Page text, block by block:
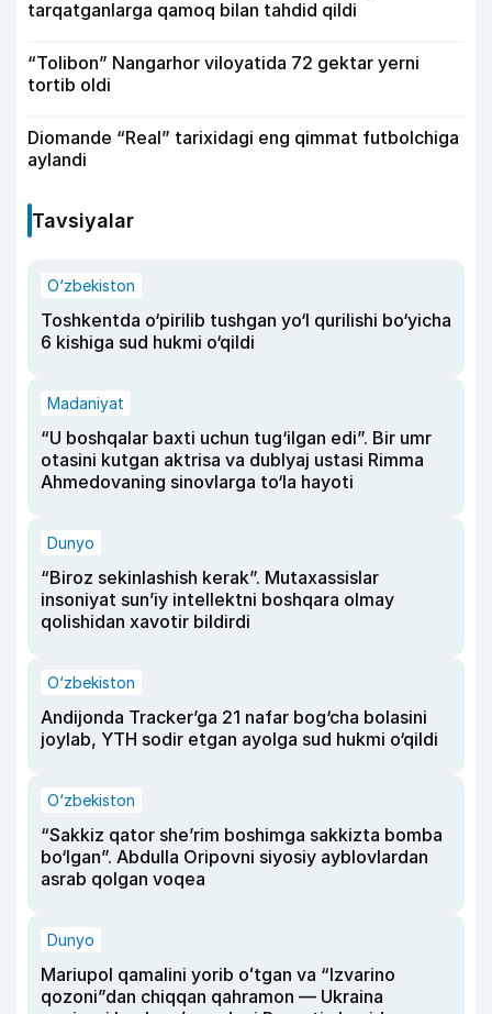
tarqatganlarga qamoq bilan tahdid qildi
“Tolibon” Nangarhor viloyatida 72 gektar yerni
tortib oldi
Diomande “Real” tarixidagi eng qimmat futbolchiga
aylandi
Tavsiyalar
O‘zbekiston
Toshkentda o‘pirilib tushgan yo‘l qurilishi bo‘yicha
6 kishiga sud hukmi o‘qildi
Madaniyat
“U boshqalar baxti uchun tug‘ilgan edi”. Bir umr
otasini kutgan aktrisa va dublyaj ustasi Rimma
Ahmedovaning sinovlarga to‘la hayoti
Dunyo
“Biroz sekinlashish kerak”. Mutaxassislar
insoniyat sun’iy intellektni boshqara olmay
qolishidan xavotir bildirdi
O‘zbekiston
Andijonda Tracker’ga 21 nafar bog‘cha bolasini
joylab, YTH sodir etgan ayolga sud hukmi o‘qildi
O‘zbekiston
“Sakkiz qator she’rim boshimga sakkizta bomba
bo‘lgan”. Abdulla Oripovni siyosiy ayblovlardan
asrab qolgan voqea
Dunyo
Mariupol qamalini yorib oʻtgan va “Izvarino
qozoni”dan chiqqan qahramon — Ukraina